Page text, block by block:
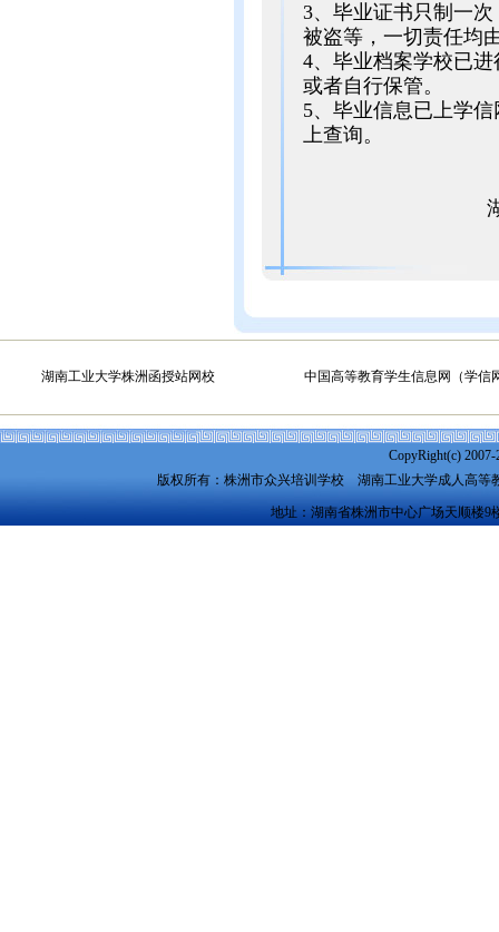
3、毕业证书只制一
被盗等，一切责任均
4、毕业档案学校已
或者自行保管。
5、毕业信息已上学
上查询。
湖南工业
湖南工业大学株洲函授站网校 中国高等教育学生信息网（学信
CopyRight(c)
版权所有：株洲市众兴培训学校 湖南工业大学成人高等
地址：湖南省株洲市中心广场天顺楼